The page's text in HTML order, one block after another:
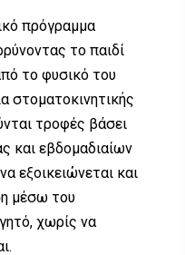
πρόγραμμα
το παιδί
το φυσικό του
στοματοκινητικής
τροφές βάσει
και εβδομαδιαίων
εξοικειώνεται και
μέσω του
χωρίς να